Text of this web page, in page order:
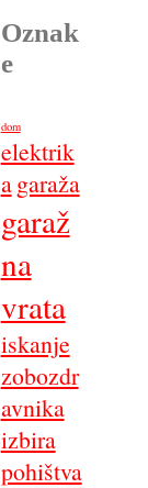
Oznak
e
dom
elektrik
agaraža
garaž
na
vrata
iskanje
zobozdr
avnika
izbira
pohištva